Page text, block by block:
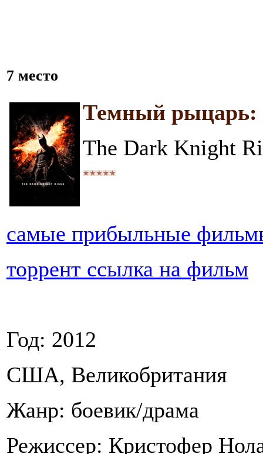
7 место
Темный рыцарь:
The Dark Knight
самые прибыльные
торрент ссылка на фильм
Год: 2012
США, Великобритания
Жанр: боевик/драма
Режиссер: Кристофер